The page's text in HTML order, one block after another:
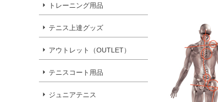
トレーニング用品
テニス上達グッズ
アウトレット（OUTLET）
テニスコート用品
ジュニアテニス